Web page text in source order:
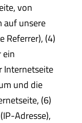
von
auf unsere
Referrer), (4)
ein
Internetseite
und die
(6)
Adresse),